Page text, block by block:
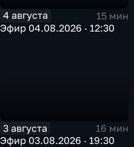
4 августа
15 мин
Эфир 04.08.2026 · 12:30
3 августа
16 мин
Эфир 03.08.2026 · 19:30